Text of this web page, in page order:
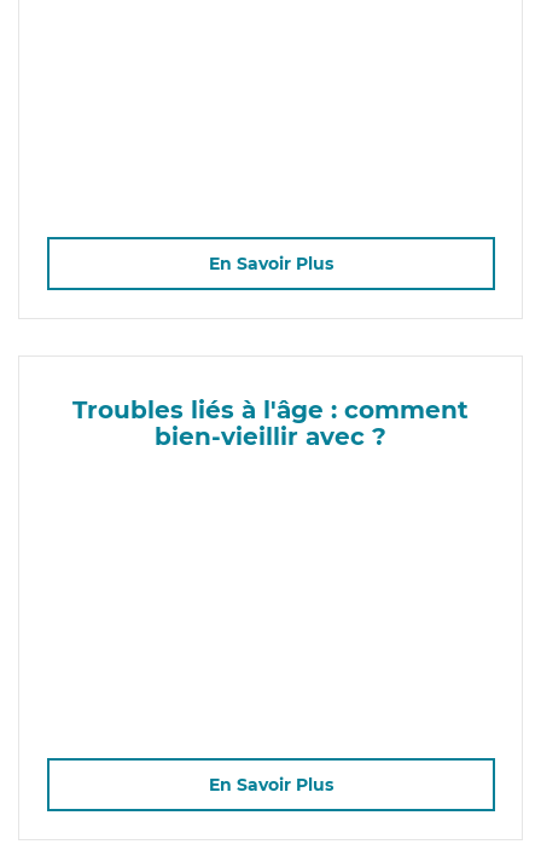
En Savoir Plus
Troubles liés à l'âge : comment
bien-vieillir avec ?
En Savoir Plus